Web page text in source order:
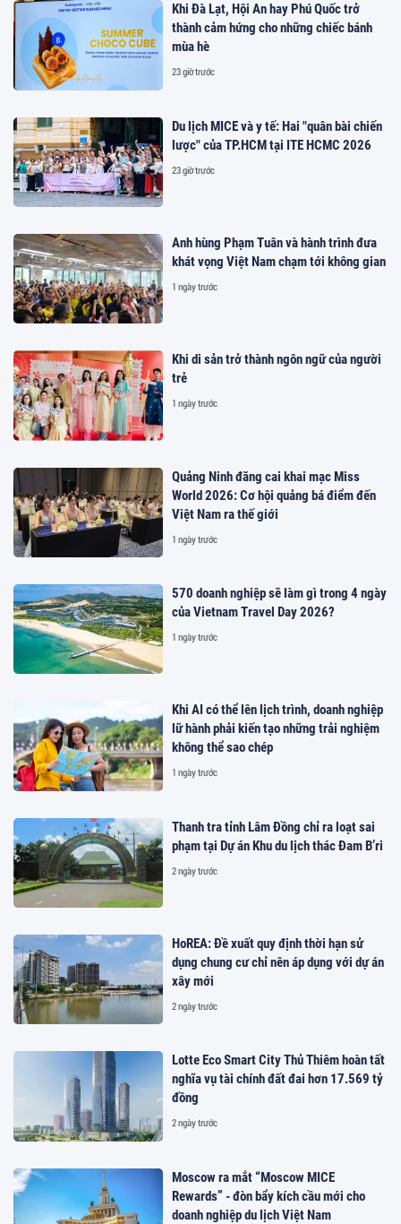
Khi Đà Lạt, Hội An hay Phú Quốc trở
thành cảm hứng cho những chiếc bánh
mùa hè
23 giờ trước
Du lịch MICE và y tế: Hai "quân bài chiến
lược" của TP.HCM tại ITE HCMC 2026
23 giờ trước
Anh hùng Phạm Tuân và hành trình đưa
khát vọng Việt Nam chạm tới không gian
1 ngày trước
Khi di sản trở thành ngôn ngữ của người
trẻ
1 ngày trước
Quảng Ninh đăng cai khai mạc Miss
World 2026: Cơ hội quảng bá điểm đến
Việt Nam ra thế giới
1 ngày trước
570 doanh nghiệp sẽ làm gì trong 4 ngày
của Vietnam Travel Day 2026?
1 ngày trước
Khi AI có thể lên lịch trình, doanh nghiệp
lữ hành phải kiến tạo những trải nghiệm
không thể sao chép
1 ngày trước
Thanh tra tỉnh Lâm Đồng chỉ ra loạt sai
phạm tại Dự án Khu du lịch thác Đam B’ri
2 ngày trước
HoREA: Đề xuất quy định thời hạn sử
dụng chung cư chỉ nên áp dụng với dự án
xây mới
2 ngày trước
Lotte Eco Smart City Thủ Thiêm hoàn tất
nghĩa vụ tài chính đất đai hơn 17.569 tỷ
đồng
2 ngày trước
Moscow ra mắt “Moscow MICE
Rewards” - đòn bẩy kích cầu mới cho
doanh nghiệp du lịch Việt Nam